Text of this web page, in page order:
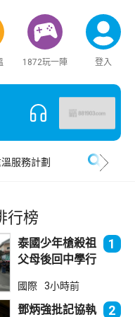
1872玩一陣 登入
服務計劃
行榜
泰國少年槍殺祖
父母後回中學行
死23傷
1
國際 3小時前
鄧炳強批記協執 2